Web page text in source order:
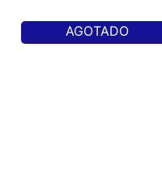
AGOTADO